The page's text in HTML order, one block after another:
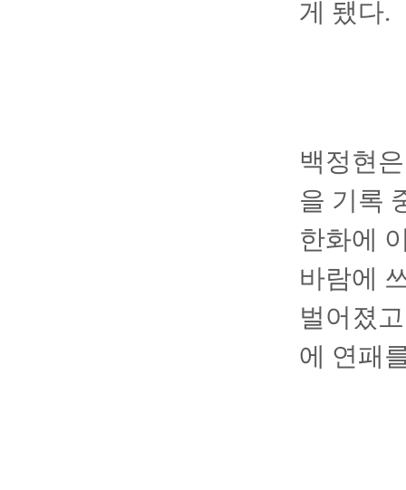
게 됐다.
백정현
을 기록
한화에
바람에
벌어졌
에 연패